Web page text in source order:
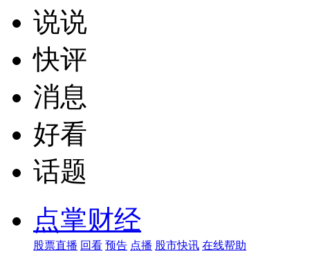
说说
快评
消息
好看
话题
点掌财经
股票直播 回看 预告 点播 股市快讯 在线帮助